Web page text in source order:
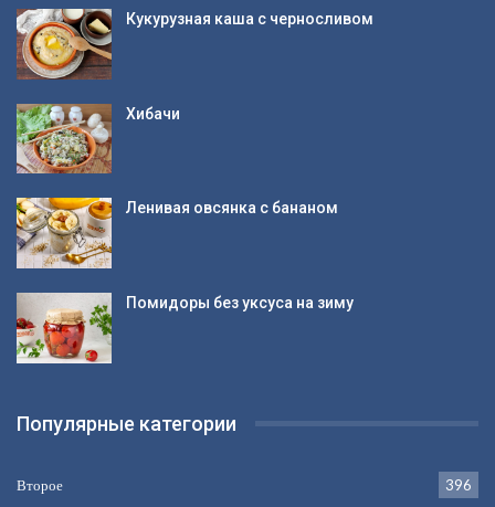
Кукурузная каша с черносливом
Хибачи
Ленивая овсянка с бананом
Помидоры без уксуса на зиму
Популярные категории
Второе 396